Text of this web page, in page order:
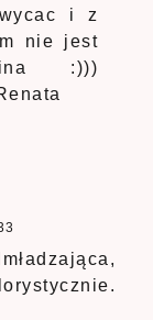
i z
nie jest
:)))